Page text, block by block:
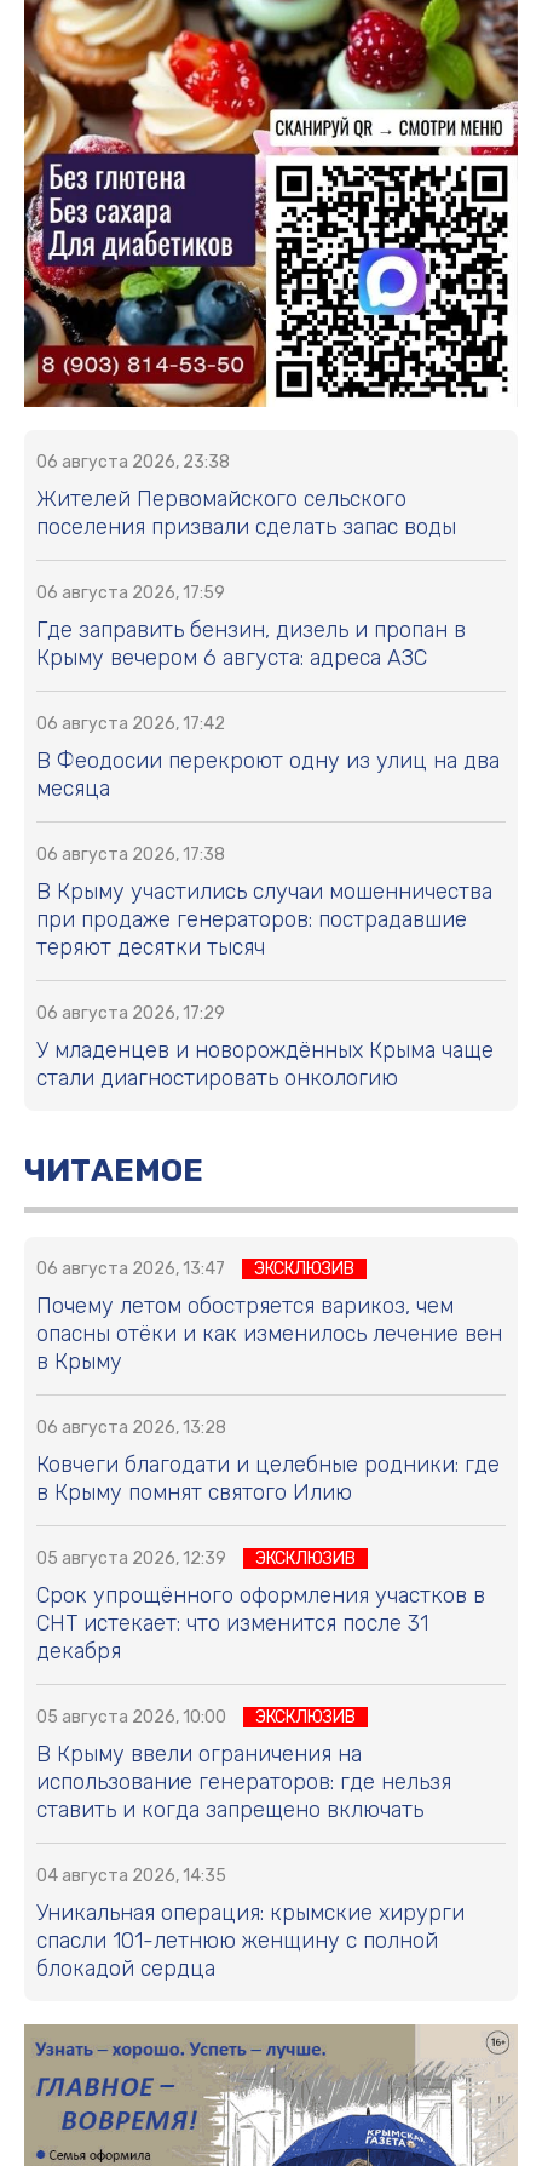
06 августа 2026, 23:38
Жителей Первомайского сельского
поселения призвали сделать запас воды
06 августа 2026, 17:59
Где заправить бензин, дизель и пропан в
Крыму вечером 6 августа: адреса АЗС
06 августа 2026, 17:42
В Феодосии перекроют одну из улиц на два
месяца
06 августа 2026, 17:38
В Крыму участились случаи мошенничества
при продаже генераторов: пострадавшие
теряют десятки тысяч
06 августа 2026, 17:29
У младенцев и новорождённых Крыма чаще
стали диагностировать онкологию
ЧИТАЕМОЕ
06 августа 2026, 13:47 ЭКСКЛЮЗИВ
Почему летом обостряется варикоз, чем
опасны отёки и как изменилось лечение вен
в Крыму
06 августа 2026, 13:28
Ковчеги благодати и целебные родники: где
в Крыму помнят святого Илию
05 августа 2026, 12:39 ЭКСКЛЮЗИВ
Срок упрощённого оформления участков в
СНТ истекает: что изменится после 31
декабря
05 августа 2026, 10:00 ЭКСКЛЮЗИВ
В Крыму ввели ограничения на
использование генераторов: где нельзя
ставить и когда запрещено включать
04 августа 2026, 14:35
Уникальная операция: крымские хирурги
спасли 101-летнюю женщину с полной
блокадой сердца